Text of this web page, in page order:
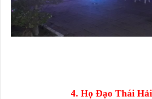
4. Họ Đạo Thái Hải